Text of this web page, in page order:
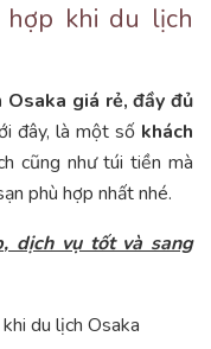
hợp khi du lịch
giá rẻ, đầy đủ
đây, là một số khách
cũng như túi tiền mà
phù hợp nhất nhé.
dịch vụ tốt và sang